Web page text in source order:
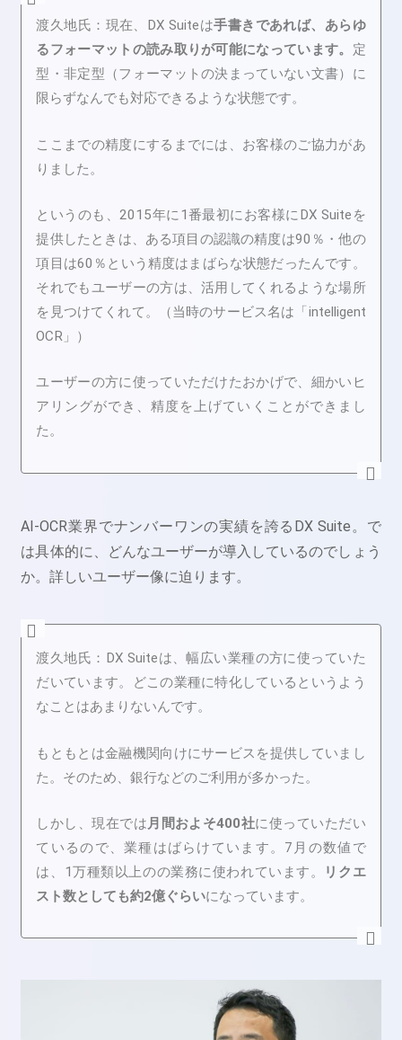
渡久地氏： 現在、DX Suiteは手書きであれば、あらゆ
るフォーマットの読み取りが可能になっています。 定
型・非定型（フォーマットの決まっていない文書）に
限らずなんでも対応できるような状態です。
ここまでの精度にするまでには、お客様のご協力があ
りました。
というのも、2015年に1番最初にお客様にDX Suiteを
提供したときは、ある項目の認識の精度は90％・他の
項目は60％という精度はまばらな状態だったんです。
それでもユーザーの方は、活用してくれるような場所
を見つけてくれて。（当時のサービス名は「intelligent
OCR」）
ユーザーの方に使っていただけたおかげで、細かいヒ
アリングができ、精度を上げていくことができまし
た。
AI-OCR業界でナンバーワンの実績を誇るDX Suite。で
は具体的に、どんなユーザーが導入しているのでしょう
か。詳しいユーザー像に迫ります。
渡久地氏： DX Suiteは、幅広い業種の方に使っていた
だいています。どこの業種に特化しているというよう
なことはあまりないんです。
もともとは金融機関向けにサービスを提供していまし
た。そのため、銀行などのご利用が多かった。
しかし、現在では月間およそ400社に使っていただい
ているので、業種はばらけています。7月の数値で
は、1万種類以上のの業務に使われています。
リクエ
スト数としても約2億ぐらいになっています。